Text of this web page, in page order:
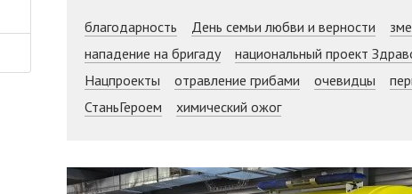
благодарность День семьи любви и верности
нападение на бригаду
национальный проект
Нацпроекты
отравление грибами очевидцы
СтаньГероем
химический ожог